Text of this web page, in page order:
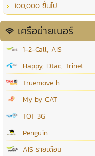
100,000 ขึ้นไป
เครือข่ายเบอร์
1-2-Call, AIS
Happy, Dtac, Trinet
Truemove h
My by CAT
TOT 3G
Penguin
AIS รายเดือน